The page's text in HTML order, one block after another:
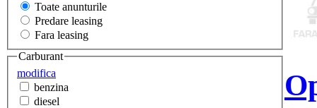
Toate anunturile
Predare leasing
Fara leasing
modifica
Carburant
benzina
diesel